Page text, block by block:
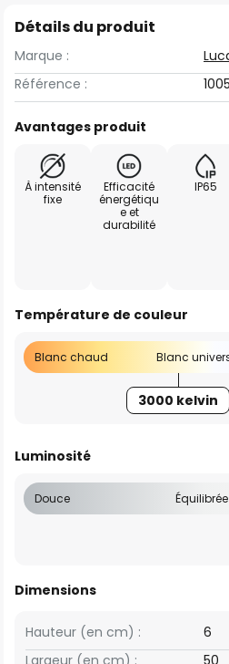
Détails du produit
Marque :
Référence :
Avantages produit
À intensité
fixe
Efficacité
énergétiqu
e et
durabilité
IP65
Température de couleur
Blanc chaud Blanc
3000 kelvin
Luminosité
Douce Équilibrée
Dimensions
Largeur (en cm) : 50
Hauteur (en cm) : 6